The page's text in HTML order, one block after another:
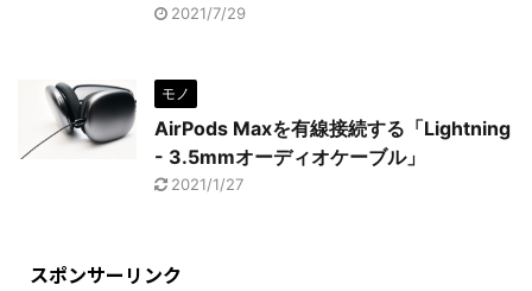
2021/7/29
モノ
AirPods Maxを有線接続する「Lightning
- 3.5mmオーディオケーブル」
2021/1/27
スポンサーリンク